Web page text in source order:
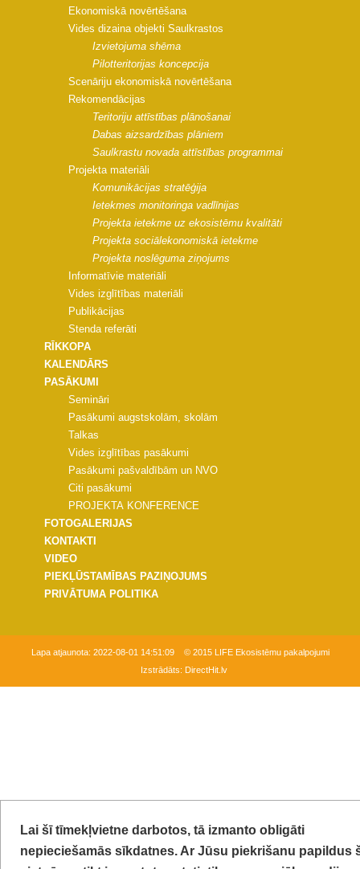
Ekonomiskā novērtēšana
Vides dizaina objekti Saulkrastos
Izvietojuma shēma
Pilotteritorijas koncepcija
Scenāriju ekonomiskā novērtēšana
Rekomendācijas
Teritoriju attīstības plānošanai
Dabas aizsardzības plāniem
Saulkrastu novada attīstības programmai
Projekta materiāli
Komunikācijas stratēģija
Ietekmes monitoringa vadlīnijas
Projekta ietekme uz ekosistēmu kvalitāti
Projekta sociālekonomiskā ietekme
Projekta noslēguma ziņojums
Informatīvie materiāli
Vides izglītības materiāli
Publikācijas
Stenda referāti
RĪKKOPA
KALENDĀRS
PASĀKUMI
Semināri
Pasākumi augstskolām, skolām
Talkas
Vides izglītības pasākumi
Pasākumi pašvaldībām un NVO
Citi pasākumi
PROJEKTA KONFERENCE
FOTOGALERIJAS
KONTAKTI
VIDEO
PIEKĻŪSTAMĪBAS PAZIŅOJUMS
PRIVĀTUMA POLITIKA
Lapa atjaunota: 2022-08-01 14:51:09© 2015 LIFE Ekosistēmu pakalpojumi
Izstrādāts: DirectHit.lv
Lai šī tīmekļvietne darbotos, tā izmanto obligāti
nepieciešamās sīkdatnes. Ar Jūsu piekrišanu papildus